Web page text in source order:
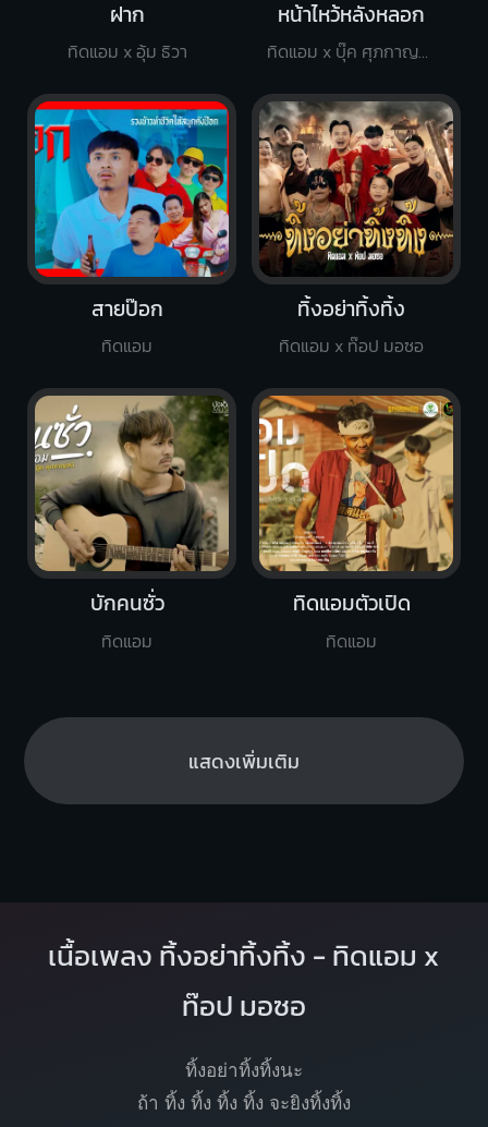
บักคนซั่ว
ทิดแอม
หน้าไหว้หลังหลอก
ทิดแอม x บุ๊ค ศุภกาญจน์
ทิดแอมตัวเปิด
ทิดแอม
ทิ้งอย่าทิ้งทิ้ง
ทิดแอม x ท๊อป มอซอ
ฝาก
ทิดแอม x อุ้ม ธิวา
สายป๊อก
ทิดแอม
แสดงเพิ่มเติม
เนื้อเพลง ทิ้งอย่าทิ้งทิ้ง - ทิดแอม x
ท๊อป มอซอ
ทิ้งอย่าทิ้งทิ้งนะ
ถ้า ทิ้ง ทิ้ง ทิ้ง ทิ้ง จะยิงทิ้งทิ้ง